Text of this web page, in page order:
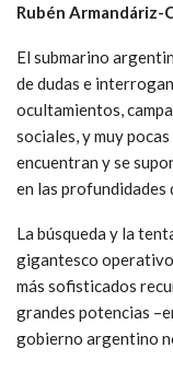
Rubén Armandáriz-
El submarino
de dudas e
ocultamientos,
sociales, y muy
encuentran y se
en las profundidades
La búsqueda y la
gigantesco
más sofisticados
grandes potencias
gobierno argentino